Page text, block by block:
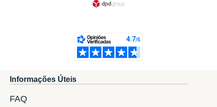
Informações Úteis
FAQ